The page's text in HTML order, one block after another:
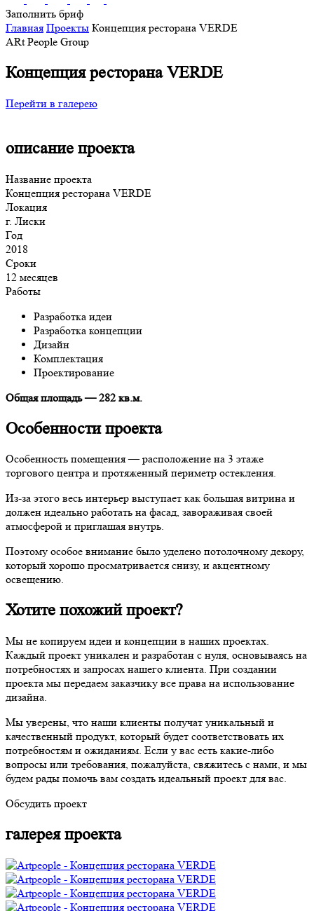
Заполнить бриф
Главная Проекты Концепция ресторана VERDE
ARt People Group
Концепция ресторана VERDE
Перейти в галерею
описание проекта
Название проекта
Концепция ресторана VERDE
Локация
г. Лиски
Год
2018
Сроки
12 месяцев
Работы
Разработка идеи
Разработка концепции
Дизайн
Комплектация
Проектирование
Общая площадь — 282 кв.м.
Особенности проекта
Особенность помещения — расположение на 3 этаже
торгового центра и протяженный периметр остекления.
Из-за этого весь интерьер выступает как большая витрина и
должен идеально работать на фасад, завораживая своей
атмосферой и приглашая внутрь.
Поэтому особое внимание было уделено потолочному декору,
который хорошо просматривается снизу, и акцентному
освещению.
Хотите похожий проект?
Мы не копируем идеи и концепции в наших проектах.
Каждый проект уникален и разработан с нуля, основываясь на
потребностях и запросах нашего клиента. При создании
проекта мы передаем заказчику все права на использование
дизайна.
Мы уверены, что наши клиенты получат уникальный и
качественный продукт, который будет соответствовать их
потребностям и ожиданиям. Если у вас есть какие-либо
вопросы или требования, пожалуйста, свяжитесь с нами, и мы
будем рады помочь вам создать идеальный проект для вас.
Обсудить проект
галерея проекта